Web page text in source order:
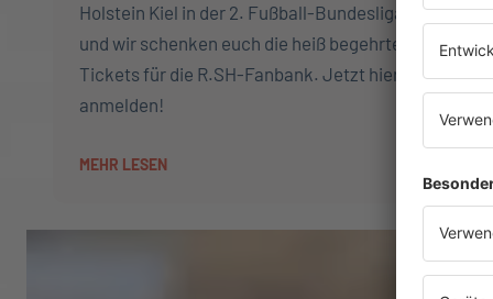
Holstein Kiel in der 2. Fußball-Bundesliga -
und wir schenken euch die heiß begehrten
Tickets für die R.SH-Fanbank. Jetzt hier
anmelden!
MEHR LESEN